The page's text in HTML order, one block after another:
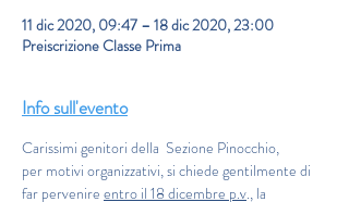
11 dic 2020, 09:47 – 18 dic 2020, 23:00
Preiscrizione Classe Prima
Info sull'evento
Carissimi genitori della  Sezione Pinocchio,
per motivi organizzativi, si chiede gentilmente di
far pervenire entro il 18 dicembre p.v., la